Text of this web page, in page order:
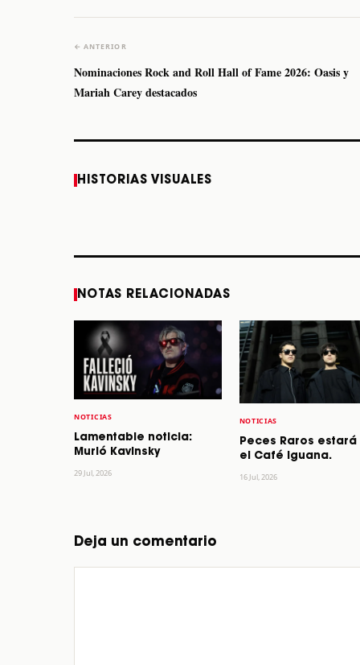
← ANTERIOR
Nominaciones Rock and Roll Hall of Fame 2026: Oasis y
Mariah Carey destacados
HISTORIAS VISUALES
Monterrey el próximo
NOTAS RELACIONADAS
NOTICIAS
Lamentable noticia:
Murió Kavinsky
29 Jul, 2026
NOTICIAS
Peces Raros estará
el Café Iguana.
16 Jul, 2026
Deja un comentario